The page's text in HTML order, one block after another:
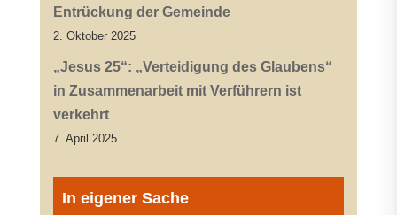
Entrückung der Gemeinde
2. Oktober 2025
„Jesus 25“: „Verteidigung des Glaubens“
in Zusammenarbeit mit Verführern ist
verkehrt
7. April 2025
In eigener Sache